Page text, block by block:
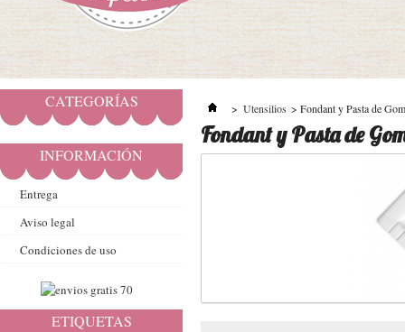
CATEGORÍAS
INFORMACIÓN
Entrega
Aviso legal
Condiciones de uso
ETIQUETAS
> Utensilios > Fondant y Pasta de
Fondant y Pasta de